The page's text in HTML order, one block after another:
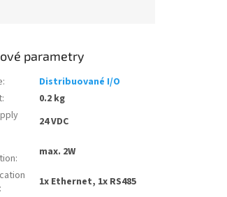
parametry
:
Distribuované I/O
:
0.2 kg
24 VDC
:
max. 2W
:
1x Ethernet, 1x RS485